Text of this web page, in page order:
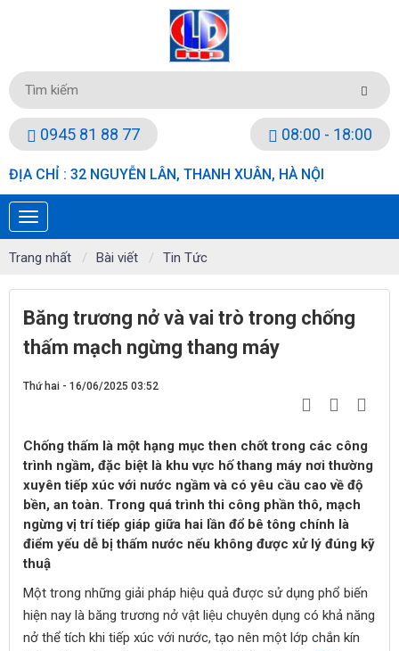
0945 81 88 77 08:00 - 18:00
ĐỊA CHỈ : 32 NGUYỄN LÂN, THANH XUÂN, HÀ NỘI
Trang nhất Bài viết Tin Tức
Băng trương nở và vai trò trong chống
thấm mạch ngừng thang máy
Thứ hai - 16/06/2025 03:52
Chống thấm là một hạng mục then chốt trong các công
trình ngầm, đặc biệt là khu vực hố thang máy nơi thường
xuyên tiếp xúc với nước ngầm và có yêu cầu cao về độ
bền, an toàn. Trong quá trình thi công phần thô, mạch
ngừng vị trí tiếp giáp giữa hai lần đổ bê tông chính là
điểm yếu dễ bị thấm nước nếu không được xử lý đúng kỹ
thuậ
Một trong những giải pháp hiệu quả được sử dụng phổ biến
hiện nay là băng trương nở vật liệu chuyên dụng có khả năng
nở thể tích khi tiếp xúc với nước, tạo nên một lớp chắn kín